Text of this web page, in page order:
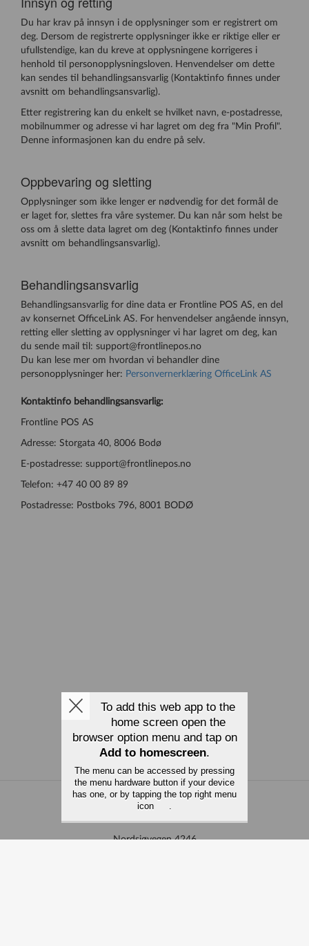
Du har krav på innsyn i de opplysninger som er registrert om
deg. Dersom de registrerte opplysninger ikke er riktige eller er
ufullstendige, kan du kreve at opplysningene korrigeres i
henhold til personopplysningsloven. Henvendelser om dette
kan sendes til behandlingsansvarlig (Kontaktinfo finnes under
avsnitt om behandlingsansvarlig).
Etter registrering kan du enkelt se hvilket navn, e-postadresse,
mobilnummer og adresse vi har lagret om deg fra "Min Profil".
Denne informasjonen kan du endre på selv.
Oppbevaring og sletting
Opplysninger som ikke lenger er nødvendig for det formål de
er laget for, slettes fra våre systemer. Du kan når som helst be
oss om å slette data lagret om deg (Kontaktinfo finnes under
avsnitt om behandlingsansvarlig).
Behandlingsansvarlig
Behandlingsansvarlig for dine data er Frontline POS AS, en del
av konsernet OfficeLink AS. For henvendelser angående innsyn,
retting eller sletting av opplysninger vi har lagret om deg, kan
du sende mail til: support@frontlinepos.no
Du kan lese mer om hvordan vi behandler dine
personopplysninger her: Personvernerklæring OfficeLink AS
Kontaktinfo behandlingsansvarlig:
Frontline POS AS
Adresse: Storgata 40, 8006 Bodø
E-postadresse: support@frontlinepos.no
Telefon: +47 40 00 89 89
Postadresse: Postboks 796, 8001 BODØ
Grønefed Kulturtun AS
Nordsjøvegen 4246
To add this web app to the
home screen open the
browser option menu and tap on
Add to homescreen.
The menu can be accessed by pressing
the menu hardware button if your device
has one, or by tapping the top right menu
icon
.